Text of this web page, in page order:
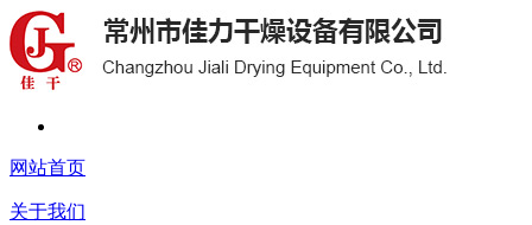
网站首页
关于我们